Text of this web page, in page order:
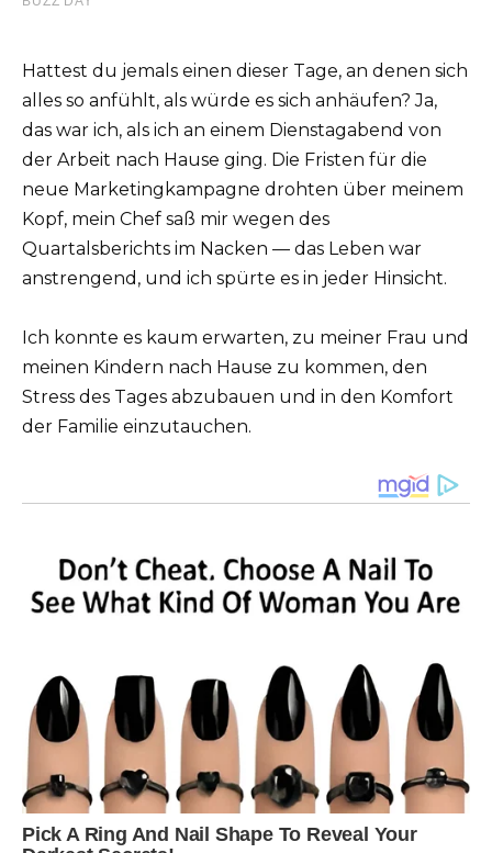
Hattest du jemals einen dieser Tage, an denen sich
alles so anfühlt, als würde es sich anhäufen? Ja,
das war ich, als ich an einem Dienstagabend von
der Arbeit nach Hause ging. Die Fristen für die
neue Marketingkampagne drohten über meinem
Kopf, mein Chef saß mir wegen des
Quartalsberichts im Nacken — das Leben war
anstrengend, und ich spürte es in jeder Hinsicht.
Ich konnte es kaum erwarten, zu meiner Frau und
meinen Kindern nach Hause zu kommen, den
Stress des Tages abzubauen und in den Komfort
der Familie einzutauchen.